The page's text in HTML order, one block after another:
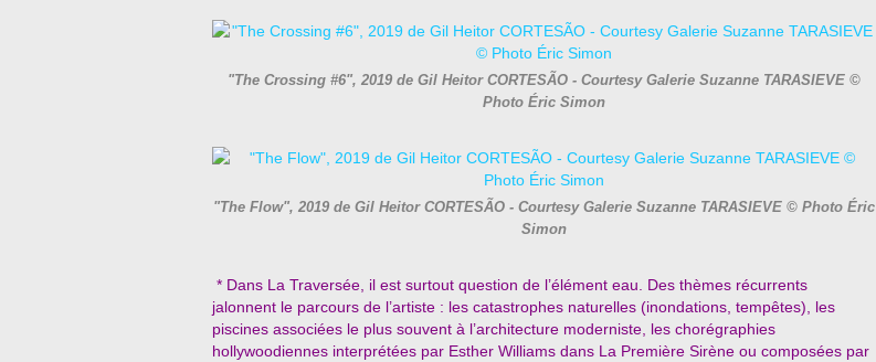
"The Crossing #6", 2019 de Gil Heitor CORTESÃO - Courtesy Galerie Suzanne TARASIEVE ©
Photo Éric Simon
"The Flow", 2019 de Gil Heitor CORTESÃO - Courtesy Galerie Suzanne TARASIEVE © Photo Éric
Simon
* Dans La Traversée, il est surtout question de l’élément eau. Des thèmes récurrents
jalonnent le parcours de l’artiste : les catastrophes naturelles (inondations, tempêtes), les
piscines associées le plus souvent à l’architecture moderniste, les chorégraphies
hollywoodiennes interprétées par Esther Williams dans La Première Sirène ou composées par